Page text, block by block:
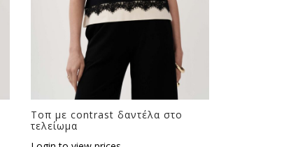
Τοπ με contrast δαντέλα στο
τελείωμα